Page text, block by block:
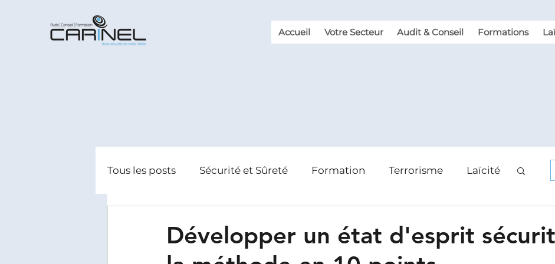
Accueil Votre Secteur Audit & Conseil Formations
Tous les posts Sécurité et Sûreté Formation Terrorisme Laïcité
Développer un état d'esprit